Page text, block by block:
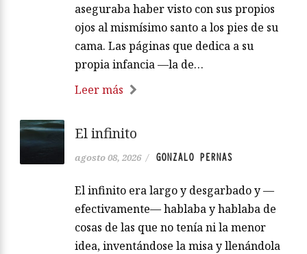
aseguraba haber visto con sus propios
ojos al mismísimo santo a los pies de su
cama. Las páginas que dedica a su
propia infancia —la de…
Leer más
El infinito
agosto 08, 2026 / GONZALO PERNAS
El infinito era largo y desgarbado y —
efectivamente— hablaba y hablaba de
cosas de las que no tenía ni la menor
idea, inventándose la misa y llenándola